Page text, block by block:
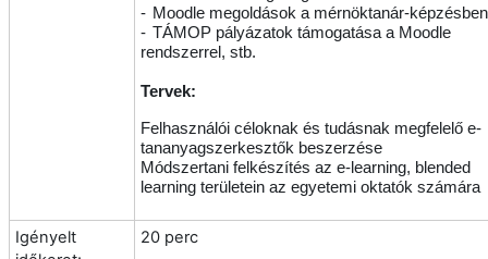
- Moodle megoldások a mérnöktanár-képzésben
- TÁMOP pályázatok támogatása a Moodle
rendszerrel, stb.
Tervek:
Felhasználói céloknak és tudásnak megfelelő e-
tananyagszerkesztők beszerzése
Módszertani felkészítés az e-learning, blended
learning területein az egyetemi oktatók számára
Igényelt
20 perc